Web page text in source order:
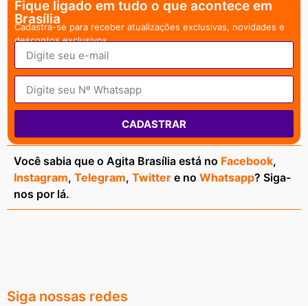
Fique ligado em tudo o que acontece em
Brasília
Cadastra-se para receber atualizações exclusivas, novidades e
descontos exclusivos.
CADASTRAR
Você sabia que o Agita Brasília está no Facebook,
Instagram, Telegram, Twitter e no Whatsapp? Siga-
nos por lá.
Siga nossas redes